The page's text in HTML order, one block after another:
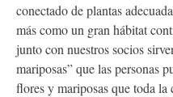
conectado de plantas
más como un gran hábitat
junto con nuestros socios
mariposas” que las personas
flores y mariposas que toda